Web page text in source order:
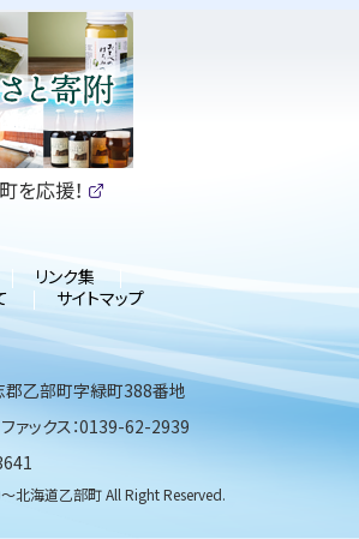
を応援！ （
ィ
ン
ド
で
開
き
す
サ
イ
ト
郡乙部町字緑町388番地
ファックス：0139-62-2939
リンク集
サイトマップ
北海道乙部町 All Right Reserved.